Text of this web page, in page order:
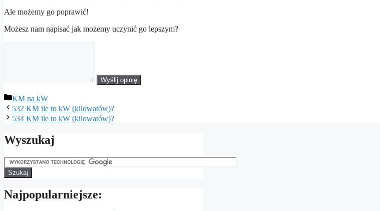
Ale możemy go poprawić!
Możesz nam napisać jak możemy uczynić go lepszym?
Wyślij opinię
Kategorie
KM na kW
532 KM ile to kW (kilowatów)?
534 KM ile to kW (kilowatów)?
Wyszukaj
Najpopularniejsze: